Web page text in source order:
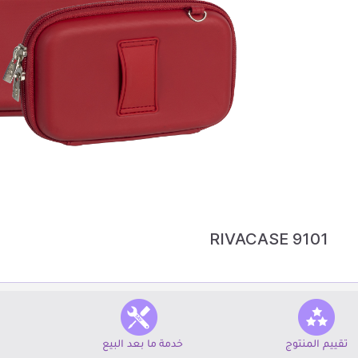
RIVACASE 9101
تقييم المنتوج خدمة ما بعد البيع